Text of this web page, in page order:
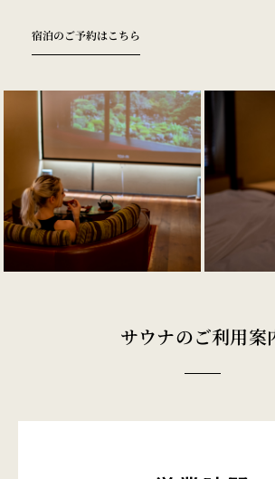
宿泊のご予約はこちら
サウナのご利用案